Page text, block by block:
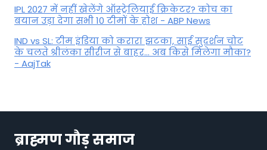
IPL 2027 में नहीं खेलेंगे ऑस्ट्रेलियाई क्रिकेटर? कोच का
बयान उड़ा देगा सभी 10 टीमों के होश - ABP News
IND vs SL: टीम इंड‍िया को करारा झटका, साई सुदर्शन चोट
के चलते श्रीलंका सीरीज से बाहर... अब किसे म‍िलेगा मौका?
- AajTak
ब्राह्मण गौड़ समाज